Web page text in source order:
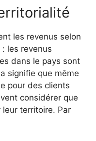
les revenus selon
: les revenus
dans le pays sont
signifie que même
pour des clients
considérer que
territoire. Par